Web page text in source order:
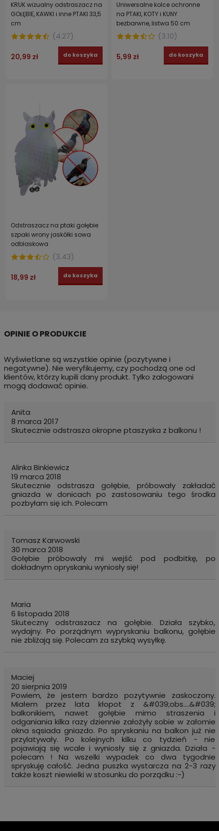
KRUK wizualny odstraszacz na
GOŁĘBIE, KAWKI i inne PTAKI 33,5
cm
(4.27)
20,99 zł do koszyka
Uniwersalne kolce ochronne
na PTAKI, KOTY i KUNY
bezbarwne, listwa 50 cm
(3.10)
5,99 zł do koszyka
Odstraszacz na ptaki gołębie
szpaki wrony jaskółki sowa
odblaskowa
(3.43)
18,99 zł do koszyka
Wyświetlane są wszystkie opinie (pozytywne i
negatywne). Nie weryfikujemy, czy pochodzą one od
klientów, którzy kupili dany produkt. Tylko zalogowani
mogą dodawać opinie.
Anita
8 marca 2017
Skutecznie odstrasza okropne ptaszyska z balkonu !
Alinka Binkiewicz
19 marca 2018
Skutecznie odstrasza gołębie, próbowały zakładać
gniazda w donicach po zastosowaniu tego środka
pozbyłam się ich. Polecam
Tomasz Karwowski
30 marca 2018
Gołębie próbowały mi wejść pod podbitkę, po
dokładnym opryskaniu wyniosły się!
Maria
6 listopada 2018
Skuteczny odstraszacz na gołębie. Działa szybko,
wydajny. Po porządnym wypryskaniu balkonu, gołębie
nie zbliżają się. Polecam za szybką wysyłkę.
Maciej
20 sierpnia 2019
Powiem, że jestem bardzo pozytywnie zaskoczony.
Miałem przez lata kłopot z &#039;obs....&#039;
balkonikiem, nawet gołębie mimo straszenia i
odganiania kilka razy dziennie założyły sobie w załomie
okna sąsiada gniazdo. Po spryskaniu na balkon już nie
przylatywały. Po kolejnych kilku co tydzień - nie
pojawiają się wcale i wyniosły się z gniazda. Działa -
polecam ! Na wszelki wypadek co dwa tygodnie
spryskuję całość. Jedna puszka wystarcza na 2-3 razy
także koszt niewielki w stosunku do porządku :-)